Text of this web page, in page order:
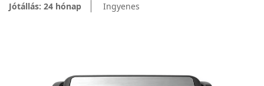
Jótállás: 24 hónap Ingyenes